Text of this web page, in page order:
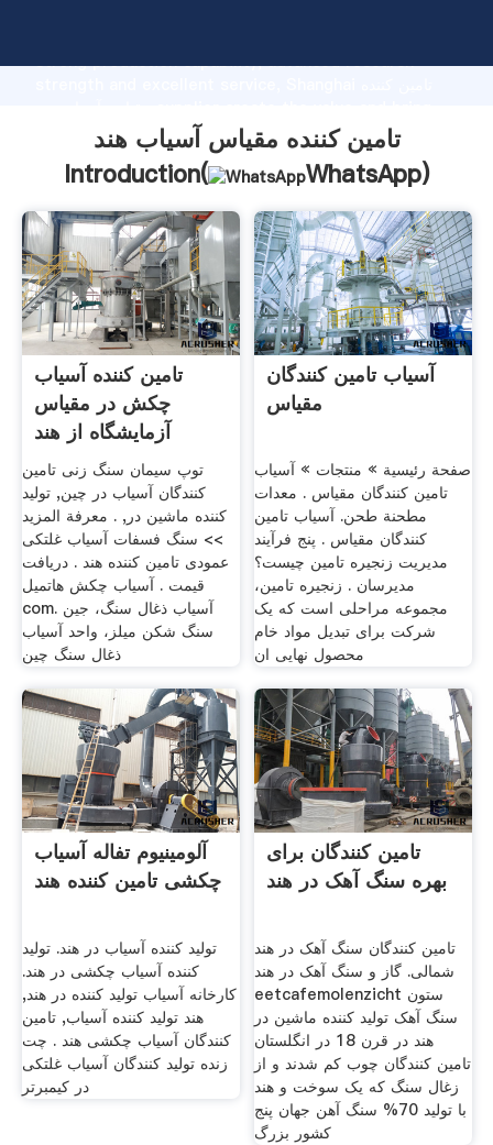
strong production capability, advanced research
values to all of customers.
تامین کننده مقیاس آسیاب هند
Introduction(
WhatsApp)
تامین کننده آسیاب
چکش در مقیاس
آزمایشگاه از هند
توپ سیمان سنگ زنی تامین
کنندگان آسیاب در چین, تولید
کننده ماشین در, . معرفة المزيد
>> سنگ فسفات آسیاب غلتکی
عمودی تامین کننده هند . دریافت
قیمت . آسیاب چکش هاتمیل
com. آسیاب ذغال سنگ، جین
سنگ شکن میلز، واحد آسیاب
ذغال سنگ چین
آسیاب تامین کنندگان
مقیاس
صفحة رئيسية » منتجات » آسیاب
تامین کنندگان مقیاس . معدات
مطحنة طحن. آسیاب تامین
کنندگان مقیاس . پنج فرآیند
مدیریت زنجیره تامین چیست؟
مدیرسان . زنجیره تامین،
مجموعه مراحلی است که یک
شرکت برای تبدیل مواد خام
محصول نهایی ان
آلومینیوم تفاله آسیاب
چکشی تامین کننده هند
تولید کننده آسیاب در هند. تولید
کننده آسیاب چکشی در هند.
کارخانه آسیاب تولید کننده در هند,
هند تولید کننده آسیاب, تامین
کنندگان آسیاب چکشی هند . چت
زنده تولید کنندگان آسیاب غلتکی
در کیمبرتر
تامین کنندگان برای
بهره سنگ آهک در هند
تامین کنندگان سنگ آهک در هند
شمالی. گاز و سنگ آهک در هند
eetcafemolenzicht ستون
سنگ آهک تولید کننده ماشین در
هند در قرن 18 در انگلستان
تامین کنندگان چوب کم شدند و از
زغال سنگ که یک سوخت و هند
با تولید 70% سنگ آهن جهان پنج
کشور بزرگ